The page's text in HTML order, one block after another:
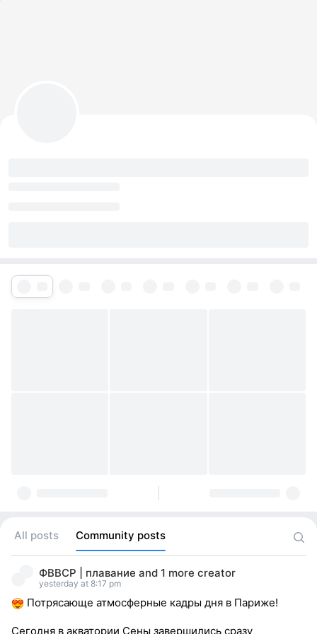
All posts Community posts
ФВВСР | плавание and 1 more creator
yesterday at 8:17 pm
Потрясающе атмосферные кадры дня в Париже!
Сегодня в акватории Сены завершились сразу